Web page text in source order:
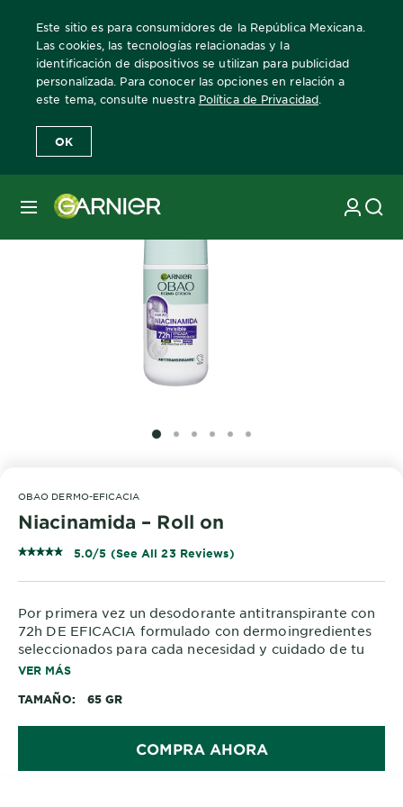
Este sitio es para consumidores de la República Mexicana.
Las cookies, las tecnologías relacionadas y la
identificación de dispositivos se utilizan para publicidad
personalizada. Para conocer las opciones en relación a
este tema, consulte nuestra Política de Privacidad
OK
MENÚ
Home Obao Dermo-eficacia
SLIDE 1
SLIDE 2
SLIDE 3
SLIDE 4
SLIDE 5
SLIDE 6
OBAO DERMO-EFICACIA
Niacinamida – Roll on
5.0/5 (See All 23 Reviews)
Por primera vez un desodorante antitranspirante con
72h DE EFICACIA formulado con dermoingredientes
seleccionados para cada necesidad y cuidado de tu
piel.
Enriquecido con NIACINAMIDA.
ANTI-MANCHAS en la ropa negra, blanca y de color.
VER MÁS
TAMAÑO 65 GR
COMPRA AHORA